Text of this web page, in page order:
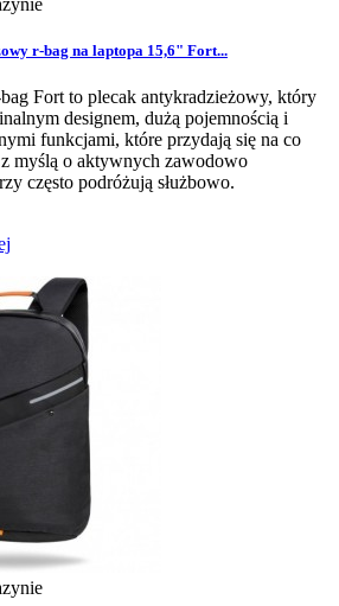
r-bag na laptopa 15,6" Fort...
Fort to plecak antykradzieżowy, który
designem, dużą pojemnością i
funkcjami, które przydają się na co
myślą o aktywnych zawodowo
często podróżują służbowo.